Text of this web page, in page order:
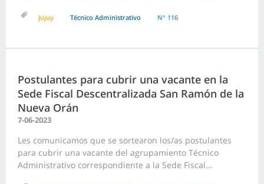
Jujuy Técnico Administrativo N° 116
Postulantes para cubrir una vacante en la
Sede Fiscal Descentralizada San Ramón de la
Nueva Orán
7-06-2023
Les comunicamos que se sortearon los/as postulantes
para cubrir una vacante del agrupamiento Técnico
Administrativo correspondiente a la Sede Fiscal...